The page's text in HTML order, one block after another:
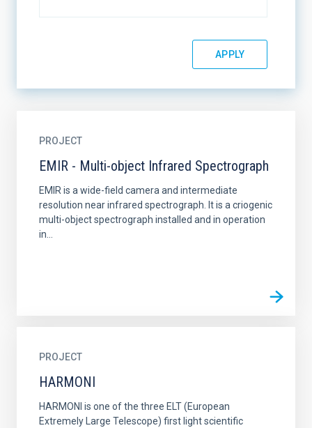
PROJECT
EMIR - Multi-object Infrared Spectrograph
EMIR is a wide-field camera and intermediate
resolution near infrared spectrograph. It is a criogenic
multi-object spectrograph installed and in operation
in...
PROJECT
HARMONI
HARMONI is one of the three ELT (European
Extremely Large Telescope) first light scientific